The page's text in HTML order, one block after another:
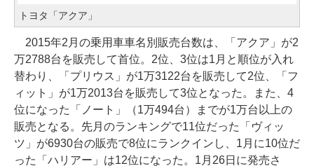
トヨタ「アクア」
2015年2月の乗用車車名別販売台数は、「アクア」が2
万2788台を販売して首位。2位、3位は1月と順位が入れ
替わり、「プリウス」が1万3122台を販売して2位、「フ
ィット」が1万2013台を販売して3位となった。また、4
位になった「ノート」（1万494台）までが1万台以上の
販売となる。先月のランキングで11位だった「ヴィッ
ツ」が6930台の販売で8位にランクインし、1月に10位だ
った「ハリアー」は12位になった。1月26日に発売さ